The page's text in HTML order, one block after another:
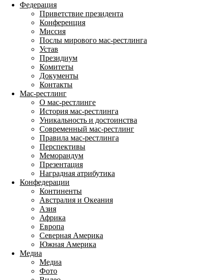
Федерация
Приветствие президента
Конференция
Миссия
Послы мирового мас-рестлинга
Устав
Президиум
Комитеты
Документы
Контакты
Мас-рестлинг
О мас-рестлинге
История мас-рестлинга
Уникальность и достоинства
Современный мас-рестлинг
Правила мас-рестлинга
Перспективы
Меморандум
Презентация
Наградная атрибутика
Конфедерации
Континенты
Австралия и Океания
Азия
Африка
Европа
Северная Америка
Южная Америка
Медиа
Медиа
Фото